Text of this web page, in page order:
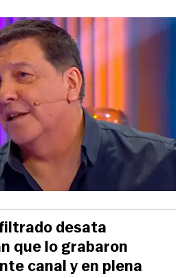
desata
que lo grabaron
canal y en plena